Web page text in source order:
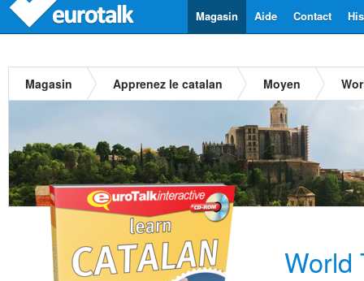
Contact
Aide
Magasin
Magasin Apprenez le catalan Moyen
World